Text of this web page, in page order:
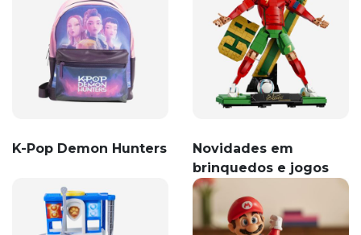
K-Pop Demon Hunters
Novidades em
brinquedos e jogos